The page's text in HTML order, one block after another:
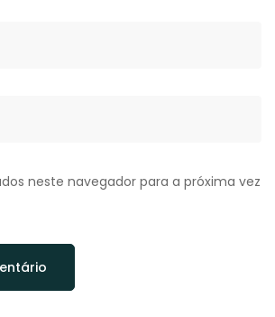
neste navegador para a próxima vez